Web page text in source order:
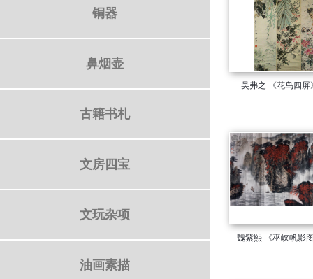
铜器
鼻烟壶
古籍书札
文房四宝
文玩杂项
油画素描